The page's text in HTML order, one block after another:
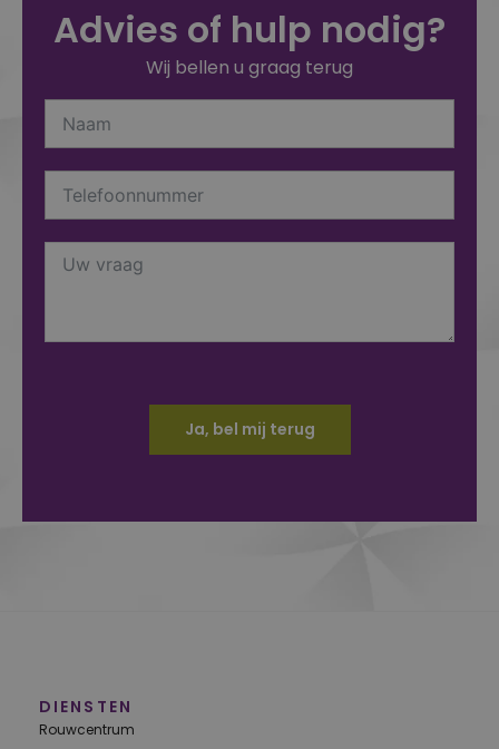
Advies of hulp nodig?
Wij bellen u graag terug
Ja, bel mij terug
DIENSTEN
Rouwcentrum